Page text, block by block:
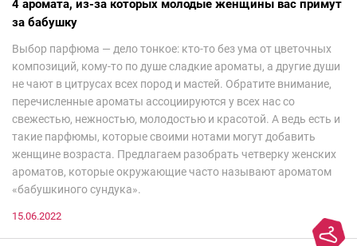
4 аромата, из-за которых молодые женщины вас примут
за бабушку
Выбор парфюма — дело тонкое: кто-то без ума от цветочных
композиций, кому-то по душе сладкие ароматы, а другие души
не чают в цитрусах всех пород и мастей. Обратите внимание,
перечисленные ароматы ассоциируются у всех нас со
свежестью, нежностью, молодостью и красотой. А ведь есть и
такие парфюмы, которые своими нотами могут добавить
женщине возраста. Предлагаем разобрать четверку женских
ароматов, которые окружающие часто называют ароматом
«бабушкиного сундука».
15.06.2022